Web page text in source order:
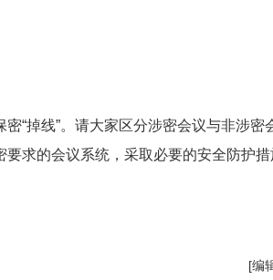
“掉线”。请大家区分涉密会议与非涉密
求的会议系统，采取必要的安全防护
[编